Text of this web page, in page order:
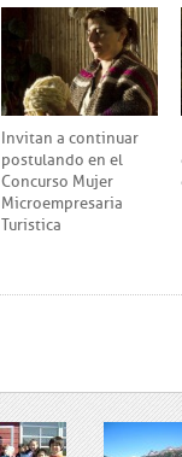
Invitan a continuar
postulando en el
Concurso Mujer
Microempresaria
Turística